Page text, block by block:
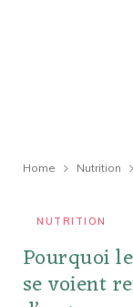
Home Nutrition
NUTRITION
Pourquoi
se voient